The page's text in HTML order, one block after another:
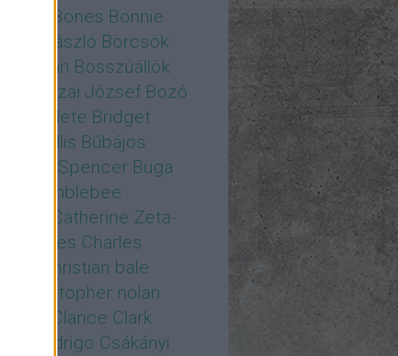
Bones Bonnie
László Börcsök
Zoltán Bosszúállók
Bozai József Bozó
Brian élete Bridget
Willis Bűbájos
Bud Spencer Buga
Bumblebee
Catherine Zeta-
Charles Charles
christian bale
christopher nolan
Clarice Clark
Rodrigo Csákányi